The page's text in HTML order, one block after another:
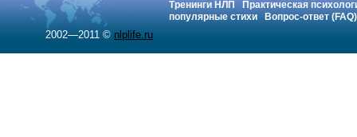
Тренинги НЛП
Практическая
популярные стихи
Вопрос-ответ (FAQ)
2002—2011 © nlplife.ru